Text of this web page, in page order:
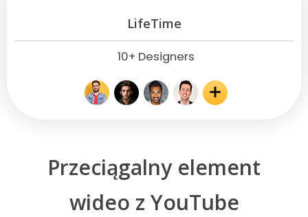
LifeTime
10+ Designers
Przeciągalny element
wideo z YouTube